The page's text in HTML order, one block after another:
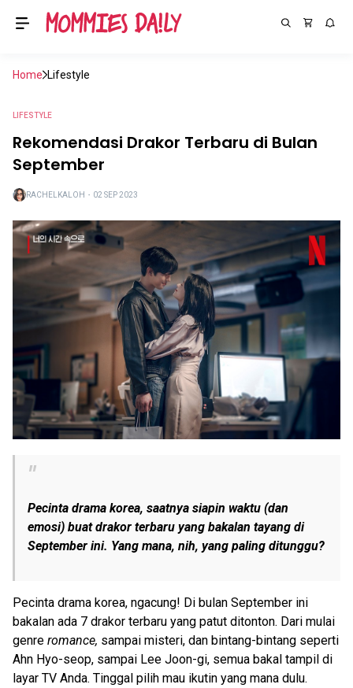
Home Lifestyle
LIFESTYLE
Rekomendasi Drakor Terbaru di Bulan
September
RACHELKALOH ・ 02 SEP 2023
Pecinta drama korea, saatnya siapin waktu (dan
emosi) buat drakor terbaru yang bakalan tayang di
September ini. Yang mana, nih, yang paling ditunggu?
Pecinta drama korea, ngacung! Di bulan September ini
bakalan ada 7 drakor terbaru yang patut ditonton. Dari mulai
genre romance, sampai misteri, dan bintang-bintang seperti
Ahn Hyo-seop, sampai Lee Joon-gi, semua bakal tampil di
layar TV Anda. Tinggal pilih mau ikutin yang mana dulu.